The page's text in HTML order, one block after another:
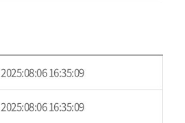
2025:08:06 16:35:09
2025:08:06 16:35:09